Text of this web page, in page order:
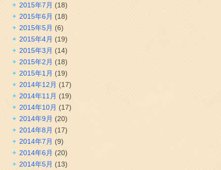
2015年7月 (18)
2015年6月 (18)
2015年5月 (6)
2015年4月 (19)
2015年3月 (14)
2015年2月 (18)
2015年1月 (19)
2014年12月 (17)
2014年11月 (19)
2014年10月 (17)
2014年9月 (20)
2014年8月 (17)
2014年7月 (9)
2014年6月 (20)
2014年5月 (13)